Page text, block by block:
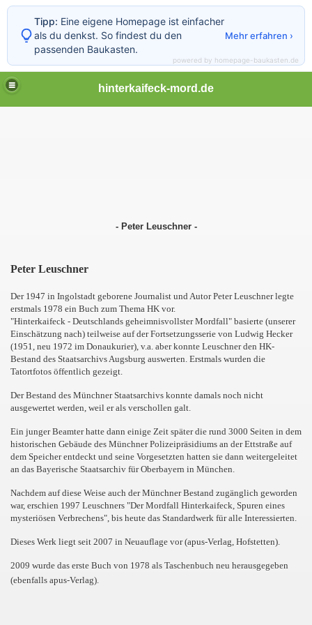
hinterkaifeck-mord.de
- Peter Leuschner -
Peter Leuschner
Der 1947 in Ingolstadt geborene Journalist und Autor Peter Leuschner legte
erstmals 1978 ein Buch zum Thema HK vor.
"Hinterkaifeck - Deutschlands geheimnisvollster Mordfall" basierte (unserer
Einschätzung nach) teilweise auf der Fortsetzungsserie von Ludwig Hecker
(1951, neu 1972 im Donaukurier), v.a. aber konnte Leuschner den HK-
Bestand des Staatsarchivs Augsburg auswerten. Erstmals wurden die
Tatortfotos öffentlich gezeigt.
Der Bestand des Münchner Staatsarchivs konnte damals noch nicht
ausgewertet werden, weil er als verschollen galt.
Ein junger Beamter hatte dann einige Zeit später die rund 3000 Seiten in dem
historischen Gebäude des Münchner Polizeipräsidiums an der Ettstraße auf
dem Speicher entdeckt und seine Vorgesetzten hatten sie dann weitergeleitet
an das Bayerische Staatsarchiv für Oberbayern in München.
Nachdem auf diese Weise auch der Münchner Bestand zugänglich geworden
war, erschien 1997 Leuschners "Der Mordfall Hinterkaifeck, Spuren eines
mysteriösen Verbrechens", bis heute das Standardwerk für alle Interessierten.
Dieses Werk liegt seit 2007 in Neuauflage vor (apus-Verlag, Hofstetten).
2009 wurde das erste Buch von 1978 als Taschenbuch neu herausgegeben
(ebenfalls apus-Verlag).
Tipp: Eine eigene Homepage ist einfacher
als du denkst. So findest du den
passenden Baukasten.
Mehr erfahren ›
powered by homepage-baukasten.de